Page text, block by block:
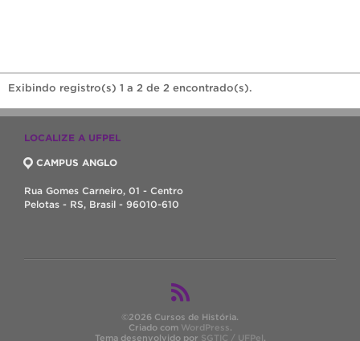
Exibindo registro(s) 1 a 2 de 2 encontrado(s).
LOCALIZE A UFPEL
CAMPUS ANGLO
Rua Gomes Carneiro, 01 - Centro
Pelotas - RS, Brasil - 96010-610
©2026 Cursos de História.
Criado com WordPress.
Tema desenvolvido por SGTIC / UFPel.